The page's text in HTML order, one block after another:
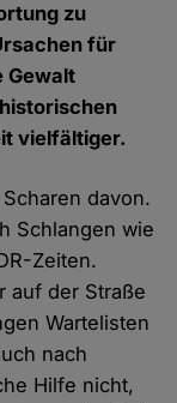
zu
für
Gewalt
vielfältiger.
davon.
Schlangen wie
Zeiten.
auf der Straße
Wartelisten
nach
Hilfe nicht,